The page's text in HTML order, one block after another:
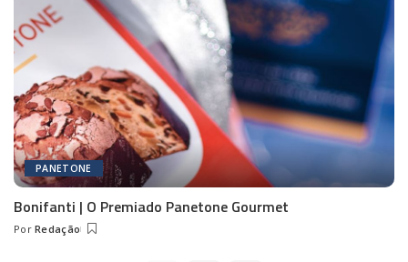
PANETONE
Bonifanti | O Premiado Panetone Gourmet
Posted
Por Redação